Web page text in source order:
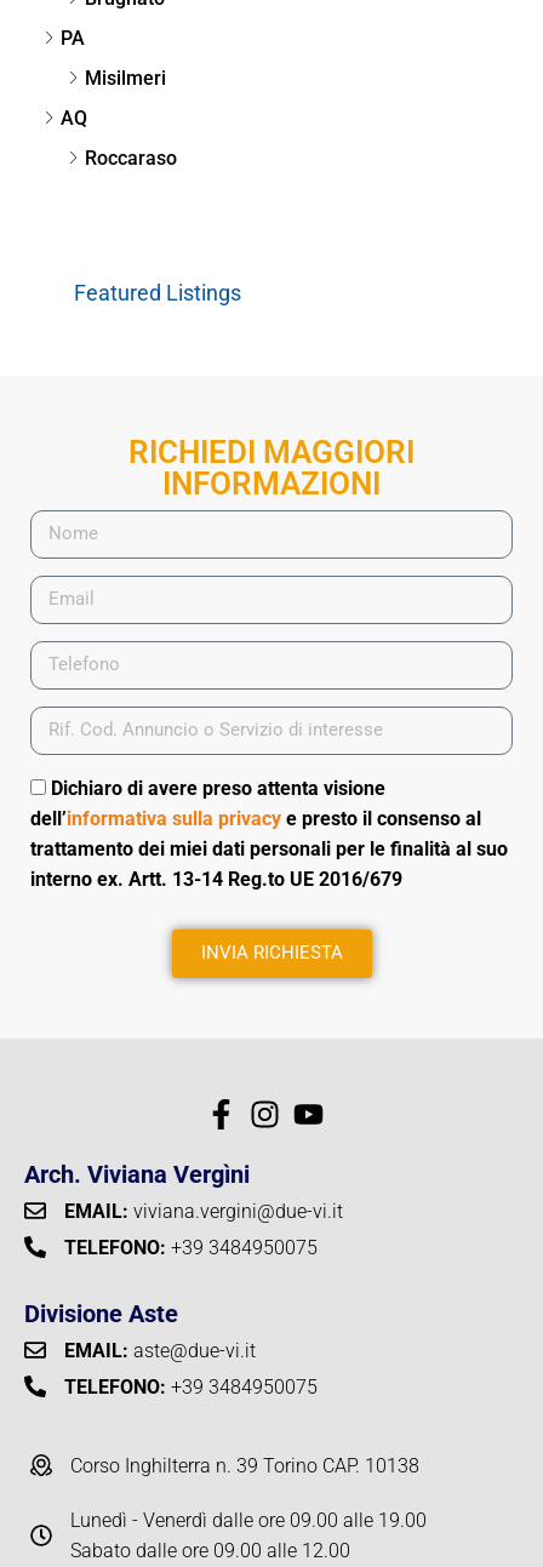
PA
Misilmeri
AQ
Roccaraso
Featured Listings
RICHIEDI MAGGIORI
INFORMAZIONI
Dichiaro di avere preso attenta visione
dell’informativa sulla privacy e presto il consenso al
trattamento dei miei dati personali per le finalità al suo
interno ex. Artt. 13-14 Reg.to UE 2016/679
INVIA RICHIESTA
Arch. Viviana Vergìni
EMAIL: viviana.vergini@due-vi.it
TELEFONO: +39 3484950075
Divisione Aste
EMAIL: aste@due-vi.it
TELEFONO: +39 3484950075
Corso Inghilterra n. 39 Torino CAP. 10138
Lunedì - Venerdì dalle ore 09.00 alle 19.00
Sabato dalle ore 09.00 alle 12.00